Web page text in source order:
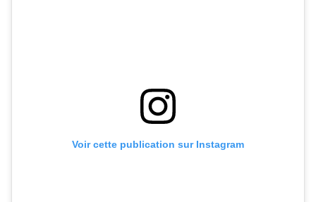
Voir cette publication sur Instagram